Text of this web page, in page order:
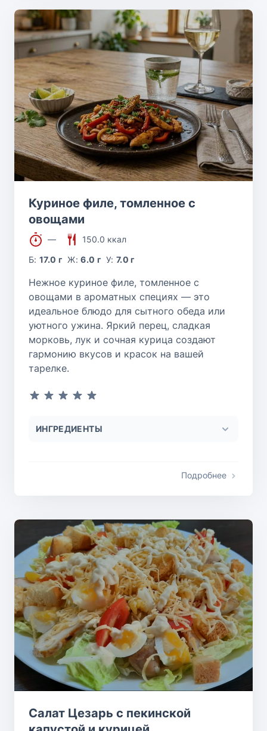
Куриное филе, томленное с
овощами
—
150.0 ккал
Б:17.0 г Ж:6.0 г У:7.0 г
Нежное куриное филе, томленное с
овощами в ароматных специях — это
идеальное блюдо для сытного обеда или
уютного ужина. Яркий перец, сладкая
морковь, лук и сочная курица создают
гармонию вкусов и красок на вашей
тарелке.
ИНГРЕДИЕНТЫ
Подробнее
Салат Цезарь с пекинской